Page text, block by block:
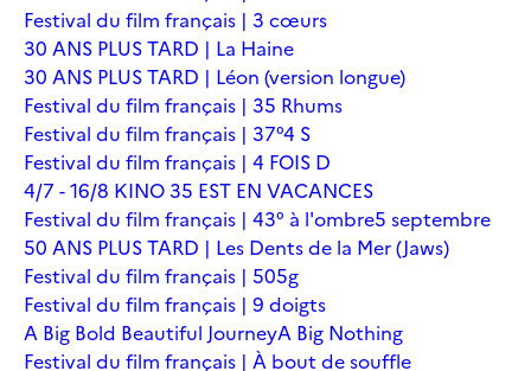
Festival du film français | 3 cœurs
30 ANS PLUS TARD | La Haine
30 ANS PLUS TARD | Léon (version longue)
Festival du film français | 35 Rhums
Festival du film français | 37°4 S
Festival du film français | 4 FOIS D
4/7 - 16/8 KINO 35 EST EN VACANCES
Festival du film français | 43° à l'ombre5 septembre
50 ANS PLUS TARD | Les Dents de la Mer (Jaws)
Festival du film français | 505g
Festival du film français | 9 doigts
A Big Bold Beautiful JourneyA Big Nothing
Festival du film français | À bout de souffle